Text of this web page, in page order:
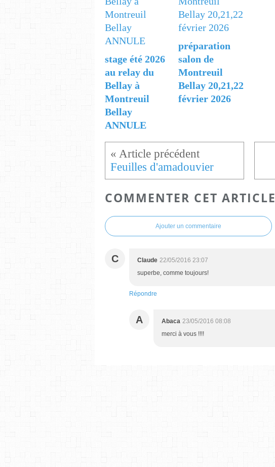
stage été 2026
au relay du
Bellay à
Montreuil
Bellay
ANNULE
préparation
salon de
Montreuil
Bellay 20,21,22
février 2026
Feuilles d'amadouvier
COMMENTER CET ARTICLE
Ajouter un commentaire
C Claude 22/05/2016 23:07
superbe, comme toujours!
Répondre
A Abaca 23/05/2016 08:08
merci à vous !!!!